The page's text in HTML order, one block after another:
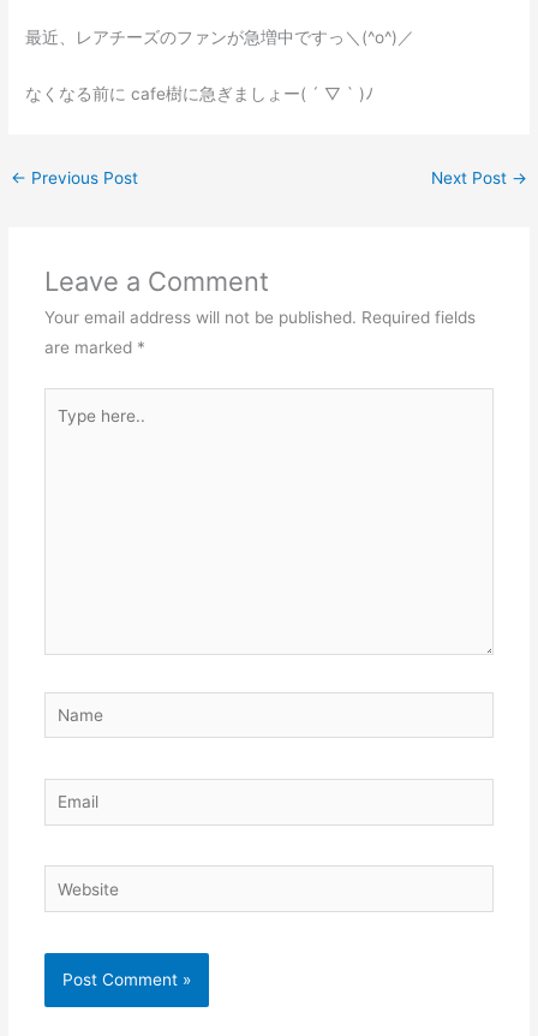
最近、レアチーズのファンが急増中ですっ＼(^o^)／
なくなる前に cafe樹に急ぎましょー( ´ ▽ ` )ﾉ
← Previous Post Next Post →
Leave a Comment
Your email address will not be published. Required fields
are marked *
here..
Name
Email
Website